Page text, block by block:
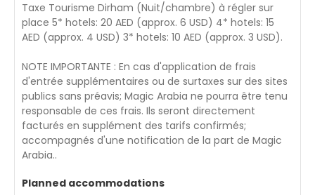
Taxe Tourisme Dirham (Nuit/chambre) à régler sur
place 5* hotels: 20 AED (approx. 6 USD) 4* hotels: 15
AED (approx. 4 USD) 3* hotels: 10 AED (approx. 3 USD).
NOTE IMPORTANTE : En cas d'application de frais
d'entrée supplémentaires ou de surtaxes sur des sites
publics sans préavis; Magic Arabia ne pourra être tenu
responsable de ces frais. Ils seront directement
facturés en supplément des tarifs confirmés;
accompagnés d'une notification de la part de Magic
Arabia..
Planned accommodations